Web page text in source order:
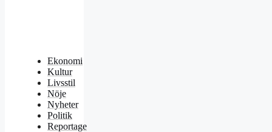
Ekonomi
Kultur
Livsstil
Nöje
Nyheter
Politik
Reportage